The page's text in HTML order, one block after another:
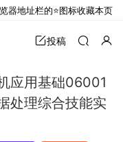
投稿
应用基础06001
处理综合技能实
器地址栏的⭐图标收藏本页